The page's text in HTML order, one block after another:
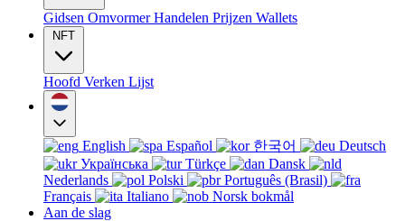
Gidsen OmvormerHandelen Prijzen Wallets
NFT
Hoofd Verken Lijst
English Español 한국어
Deutsch
Українська
Türkçe
Dansk
Nederlands
Polski
Português (Brasil)
Français
Italiano
Norsk bokmål
Aan de slag